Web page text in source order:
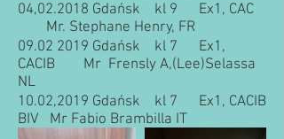
04,02.2018 Gdańsk kl 9 Ex1, CAC
Mr. Stephane Henry, FR
09.02 2019 Gdańsk kl 7 Ex1,
CACIB Mr Frensly A,(Lee)Selassa
NL
10.02,2019 Gdańsk kl 7 Ex1, CACIB
BIV Mr Fabio Brambilla IT